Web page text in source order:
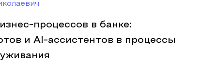
процессов в банке:
и AI-ассистентов в процессы